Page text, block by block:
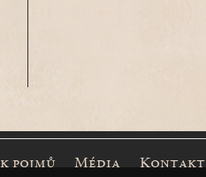
pojmů Média Kontakt